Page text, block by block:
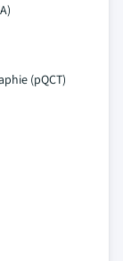
(pQCT)